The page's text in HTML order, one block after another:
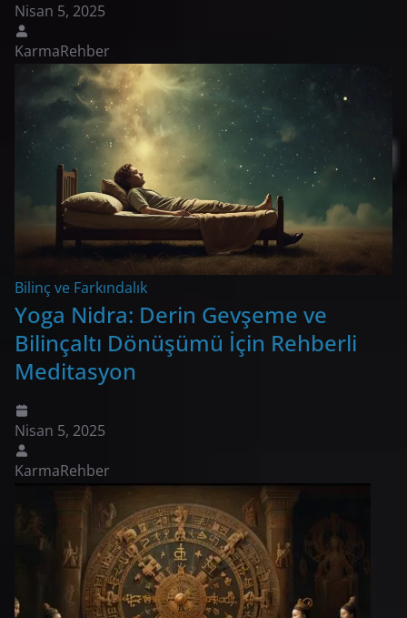
Nisan 5, 2025
KarmaRehber
Bilinç ve Farkındalık
Yoga Nidra: Derin Gevşeme ve
Bilinçaltı Dönüşümü İçin Rehberli
Meditasyon
Nisan 5, 2025
KarmaRehber